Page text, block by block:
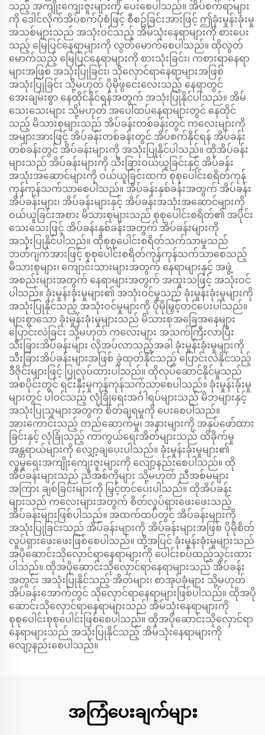
သည့် အကျိုးကျေးဇူးများကို ပေးစေပါသည်။ အိပ်စက်ရာများ
ကို ဒေါင်လိုက်အိပ်စက်ပုံစံဖြင့် စီစဥ်ခြင်းအားဖြင့် ဤခုံးမှုန်းခုံးမှု
အသစ်များသည် အသုံးဝင်သည့် အိမ်သုံးနေရာများကို စားပေး
သည့် မြေပြင်နေရာများကို လွတ်မောက်စေပါသည်။ ထိုလွတ်
မောက်သည့် မြေပြင်နေရာများကို စားသုံးခြင်း၊ ကစားရာနေရာ
များအဖြစ် အသုံးပြုခြင်း၊ သိုလှောင်ရာနေရာများအဖြစ်
အသုံးပြုခြင်း သို့မဟုတ် ပိုမိုဖွငေးလေးသည့် နေရာတွင်
အေးချမ်းစွာ နေထိုင်နိုင်ရန်အတွက် အသုံးပြုနိုင်ပါသည်။ အိမ်
သေးသေးများ သို့မဟုတ် အပေါ်ထပ်နေရာများတွင် နေထိုင်
သည့် မိသားစုများသည် အိပ်ခန်းတစ်ခန်းတွင် ကလေးများကို
အများအားဖြင့် အိပ်ခန်းတစ်ခန်းတွင် အိပ်စက်နိုင်ရန် အိပ်ခန်း
တစ်ခန်းတွင် အိပ်ခန်းများကို အသုံးပြုနိုင်ပါသည်။ ထိုအိပ်ခန်း
များသည် အိပ်ခန်းများကို သီးခြားဝယ်ယူခြင်းနှင့် အိပ်ခန်း
အသုံးအဆောင်များကို ဝယ်ယူခြင်းထက် စုစုပေါင်းစရိတ်ကုန်
ကုန်ကုန်သက်သာစေပါသည်။ အိပ်ခန်းနှစ်ခန်းအတွက် အိပ်ခန်း
အိပ်ခန်းများ၊ အိပ်ခန်းများနှင့် အိပ်ခန်းအသုံးအဆောင်များကို
ဝယ်ယူခြင်းအစား မိသားစုများသည် စုစုပေါင်းစရိတ်၏ အပိုင်း
သေးသေးဖြင့် အိပ်ခန်းနှစ်ခန်းအတွက် အိပ်ခန်းများကို
အသုံးပြုနိုင်ပါသည်။ ထိုစုစုပေါင်းစရိတ်သက်သာမှုသည်
ဘတ်ဂျက်အားဖြင့် စုစုပေါင်းစရိတ်ကုန်ကုန်သက်သာစေသည့်
မိသားစုများ၊ ကျောင်းသားများအတွက် နေရာများနှင့် အဖွဲ့
အစည်းများအတွက် နေရာများအတွက် အထူးသဖြင့် အသုံးဝင်
ပါသည်။ ခုံးမှုန်းခုံးမှုများ၏ အသုံးဝင်မှုသည် ခုံးမှုန်းခုံးမှုများကို
အသုံးပြုနိုင်သည့် အသုံးဝင်မှုများကို ပိုမိုမြှင့်တင်ပေးပါသည်။
များစွာသော ခုံးမှုန်းခုံးမှုများသည် မိသားစုအခြေအနေများ
ပြောင်းလဲခြင်း သို့မဟုတ် ကလေးများ အသက်ကြီးလာပြီး
သီးခြားအိပ်ခန်းများ လိုအပ်လာသည့်အခါ ခုံးမှုန်းခုံးမှုများကို
သီးခြားအိပ်ခန်းများအဖြစ် ခွဲထုတ်နိုင်သည့် ပြောင်းလဲနိုင်သည့်
ဒီဇိုင်းများဖြင့် ပြုလုပ်ထားပါသည်။ ထိုလုပ်ဆောင်နိုင်မှုသည်
အစပိုင်းတွင် ရင်းနှီးမှုကုန်ကုန်သက်သာစေပါသည်။ ခုံးမှုန်းခုံးမှု
များတွင် ပါဝင်သည့် လုံခြုံရေးအင်္ဂါရပ်များသည် မိဘများနှင့်
အသုံးပြုသူများအတွက် စိတ်ချရမှုကို ပေးစေပါသည်။
အားကောင်းသည့် တည်ဆောက်မှု၊ အနားများကို အနုပ်ဖော်ထား
ခြင်းနှင့် လုံခြုံသည့် ကာကွယ်ရေးအိတ်များသည် ထိခိုက်မှု
အန္တရာယ်များကို လျှော့ချပေးပါသည်။ ခုံးမှုန်းခုံးမှုများ၏
လူမှုရေးအကျိုးကျေးဇူးများကို လျော့နည်းစေပါသည်။ ထို
အိပ်ခန်းများသည် ညီအစ်ကိုများ သို့မဟုတ် ညီအစ်မများ
အကြား ချစ်ခြင်းများကို မြှင့်တင်ပေးပါသည်။ ထိုအိပ်ခန်း
များသည် ကလေးများအတွက် စိတ်လှုပ်ရှားဖေးဖေးသည့်
အိပ်ခန်းများဖြစ်ပါသည်။ အထက်ထပ်တွင် အိပ်ခန်းများကို
အသုံးပြုခြင်းသည် အိပ်ခန်းများကို အိပ်ခန်းများအဖြစ် ပိုမိုစိတ်
လှုပ်ရှားဖေးဖေးဖြစ်စေပါသည်။ ထို့အပြင် ခုံးမှုန်းခုံးမှုများသည်
အပိုဆောင်းသိုလှောင်ရာနေရာများကို ပေါင်းစပ်ထည့်သွင်းထား
ပါသည်။ ထိုအပိုဆောင်းသိုလှောင်ရာနေရာများသည် အိပ်ခန်း
အတွင်း အသုံးပြုနိုင်သည့် အိတ်များ၊ စာအုပ်ခုံများ သို့မဟုတ်
အိပ်ခန်းအောက်တွင် သိုလှောင်ရာနေရာများဖြစ်ပါသည်။ ထိုအပို
ဆောင်းသိုလှောင်ရာနေရာများသည် အိမ်သုံးနေရာများကို
စုစုပေါင်းစုစုပေါင်းဖြစ်စေပါသည်။ ထိုအပိုဆောင်းသိုလှောင်ရာ
နေရာများသည် အသုံးပြုနိုင်သည့် အိမ်သုံးနေရာများကို
လျော့နည်းစေပါသည်။
အကြံပေးချက်များ